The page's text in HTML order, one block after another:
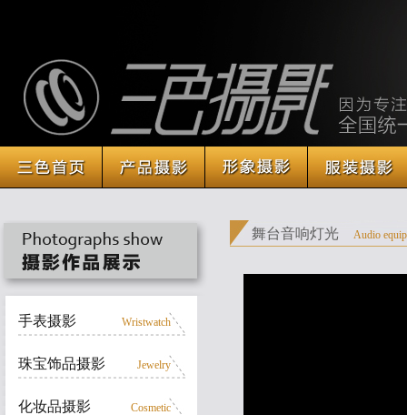
手表摄影 Wristwatch
珠宝饰品摄影 Jewelry
化妆品摄影 Cosmetic
舞台音响灯光 Audio